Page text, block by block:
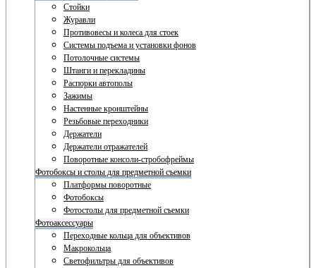
Стойки
Журавли
Противовесы и колеса для стоек
Системы подъема и установки фонов
Потолочные системы
Штанги и перекладины
Распорки автополы
Зажимы
Настенные кронштейны
Резьбовые переходники
Держатели
Держатели отражателей
Поворотные консоли-стробофреймы
Фотобоксы и столы для предметной съемки
Платформы поворотные
Фотобоксы
Фотостолы для предметной съемки
Фотоаксессуары
Переходные кольца для объективов
Макрокольца
Светофильтры для объективов